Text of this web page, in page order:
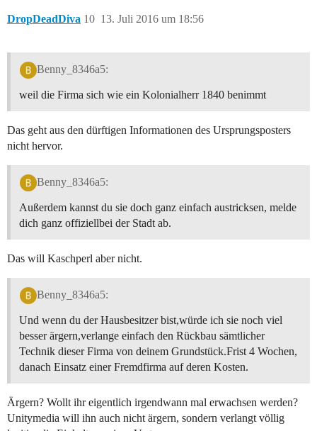
DropDeadDiva 13. Juli 2016 um 18:56
10
Benny_8346a5:
weil die Firma sich wie ein Kolonialherr 1840 benimmt
Das geht aus den dürftigen Informationen des Ursprungsposters
nicht hervor.
Benny_8346a5:
Außerdem kannst du sie doch ganz einfach austricksen, melde
dich ganz offiziellbei der Stadt ab.
Das will Kaschperl aber nicht.
Benny_8346a5:
Und wenn du der Hausbesitzer bist,würde ich sie noch viel
besser ärgern,verlange einfach den Rückbau sämtlicher
Technik dieser Firma von deinem Grundstück.Frist 4 Wochen,
danach Einsatz einer Fremdfirma auf deren Kosten.
Ärgern? Wollt ihr eigentlich irgendwann mal erwachsen werden?
Unitymedia will ihn auch nicht ärgern, sondern verlangt völlig